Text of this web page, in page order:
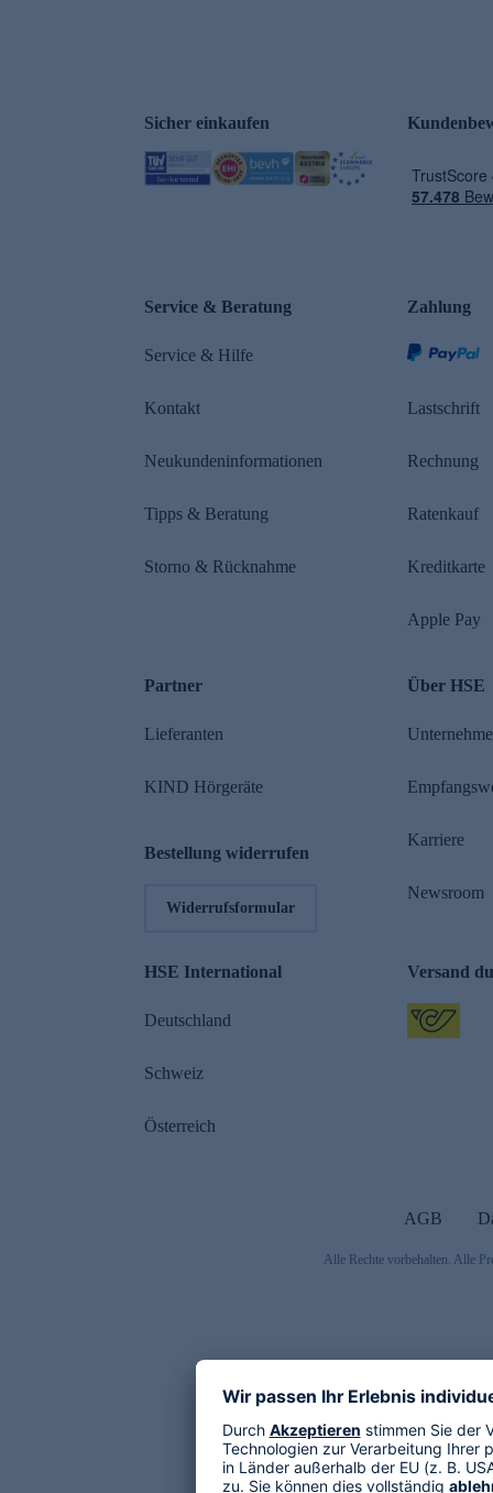
Sicher einkaufen
Service & Beratung
Service & Hilfe
Kontakt
Neukundeninformationen
Tipps & Beratung
Storno & Rücknahme
Zahlung
Lastschrift
Rechnung
Ratenkauf
Kreditkarte
Apple Pay
Partner
Lieferanten
KIND Hörgeräte
Bestellung widerrufen
Widerrufsformular
Über HSE
Karriere
Newsroom
HSE International
Deutschland
Schweiz
Österreich
Versand
AGB
Alle Rechte vorbehalten. Alle